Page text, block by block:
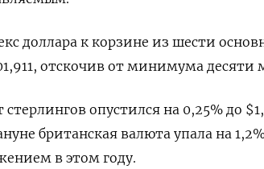
доллара к корзине из шести
отскочив от минимума десяти
стерлингов опустился на 0,25% до
британская валюта упала на
в этом году.